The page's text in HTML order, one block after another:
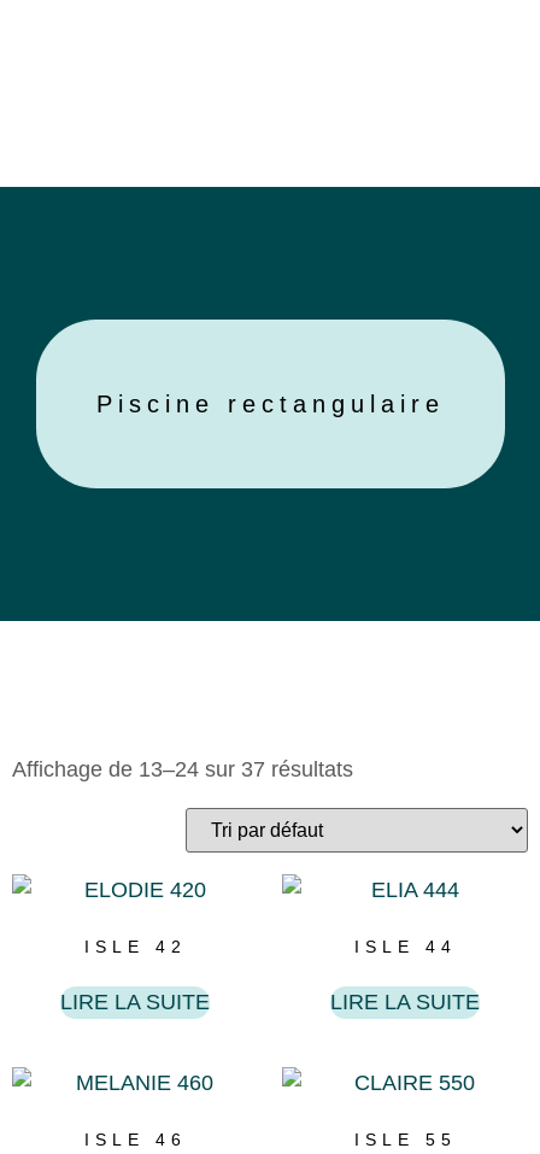
Piscine rectangulaire
Affichage de 13–24 sur 37 résultats
ISLE 42
LIRE LA SUITE
ISLE 44
LIRE LA SUITE
ISLE 46 ISLE 55